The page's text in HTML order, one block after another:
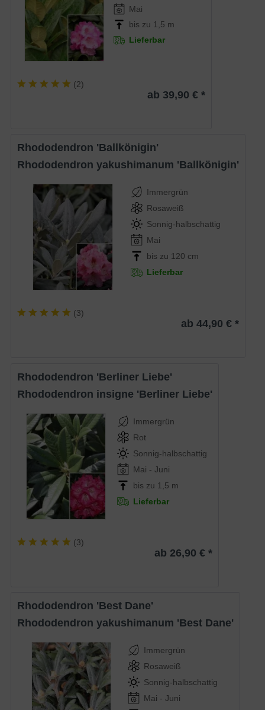
Mai
bis zu 1,5 m
Lieferbar
(2)
ab 39,90 € *
Rhododendron 'Ballkönigin'
Rhododendron yakushimanum 'Ballkönigin'
Immergrün
Rosaweiß
Sonnig-halbschattig
Mai
bis zu 120 cm
Lieferbar
(3)
ab 44,90 € *
Rhododendron 'Berliner Liebe'
Rhododendron insigne 'Berliner Liebe'
Immergrün
Rot
Sonnig-halbschattig
Mai - Juni
bis zu 1,5 m
Lieferbar
(3)
ab 26,90 € *
Rhododendron 'Best Dane'
Rhododendron yakushimanum 'Best Dane'
Immergrün
Rosaweiß
Sonnig-halbschattig
Mai - Juni